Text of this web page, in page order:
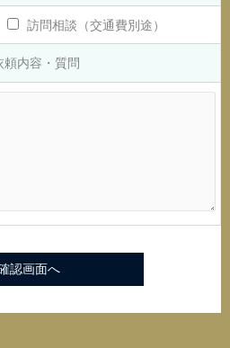
訪問相談（交通費別途）
頼内容・質問